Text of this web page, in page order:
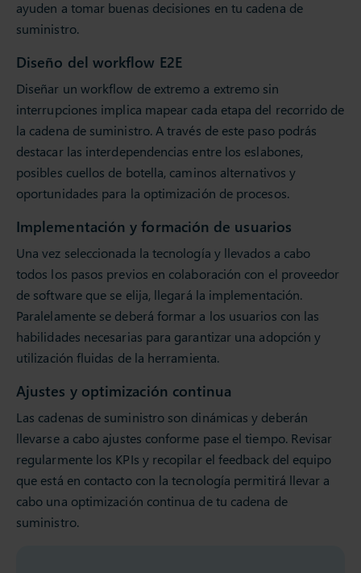
ayuden a tomar buenas decisiones en tu cadena de
suministro.
Diseño del workflow E2E
Diseñar un workflow de extremo a extremo sin
interrupciones implica mapear cada etapa del recorrido de
la cadena de suministro. A través de este paso podrás
destacar las interdependencias entre los eslabones,
posibles cuellos de botella, caminos alternativos y
oportunidades para la optimización de procesos.
Implementación y formación de usuarios
Una vez seleccionada la tecnología y llevados a cabo
todos los pasos previos en colaboración con el proveedor
de software que se elija, llegará la implementación.
Paralelamente se deberá formar a los usuarios con las
habilidades necesarias para garantizar una adopción y
utilización fluidas de la herramienta.
Ajustes y optimización continua
Las cadenas de suministro son dinámicas y deberán
llevarse a cabo ajustes conforme pase el tiempo. Revisar
regularmente los KPIs y recopilar el feedback del equipo
que está en contacto con la tecnología permitirá llevar a
cabo una optimización continua de tu cadena de
suministro.